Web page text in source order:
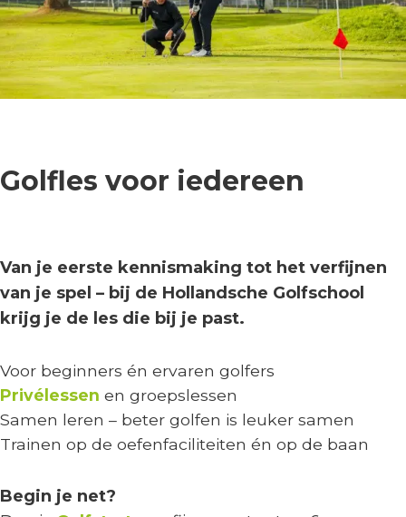
Golfles voor iedereen
Van je eerste kennismaking tot het verfijnen
van je spel – bij de Hollandsche Golfschool
krijg je de les die bij je past.
Voor beginners én ervaren golfers
Privélessen en groepslessen
Samen leren – beter golfen is leuker samen
Trainen op de oefenfaciliteiten én op de baan
Begin je net?